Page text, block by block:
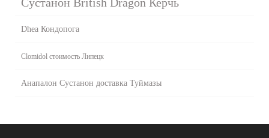
Dhea Кондопога
Clomidol стоимость Липецк
Анапалон Сустанон доставка Туймазы